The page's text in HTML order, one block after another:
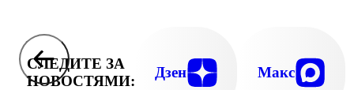
СЛЕДИТЕ ЗА
НОВОСТЯМИ:
Дзен Макс